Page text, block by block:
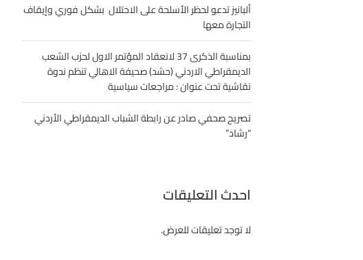
ألبانيز تدعو لحظر الأسلحة على الاحتلال بشكل فوري وإيقاف
التجارة معها
بمناسبة الذكرى 37 لانعقاد المؤتمر الاول لحزب الشعب
الديمقراطي الاردني (حشد) صحيفة الاهالي تنظم ندوة
نقاشية تحت عنوان : مراجعات سياسية
تصريح صحفي صادر عن رابطة الشباب الديمقراطي الأردني
“رشاد”
احدث التعليقات
لا توجد تعليقات للعرض.